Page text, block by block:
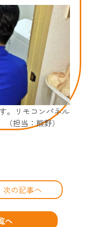
。リモコンパネル
担当：熊野）
次の記事へ
へ